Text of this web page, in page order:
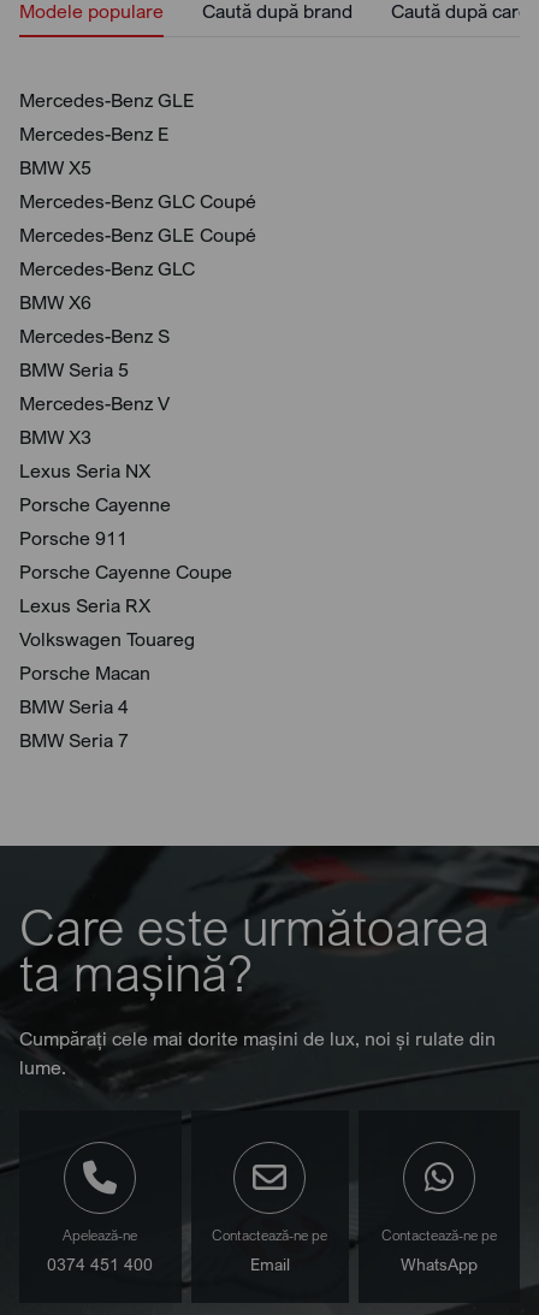
Modele populare Caută după brand Caută după
Mercedes-Benz GLE
Mercedes-Benz E
BMW X5
Mercedes-Benz GLC Coupé
Mercedes-Benz GLE Coupé
Mercedes-Benz GLC
BMW X6
Mercedes-Benz S
BMW Seria 5
Mercedes-Benz V
BMW X3
Lexus Seria NX
Porsche Cayenne
Porsche 911
Porsche Cayenne Coupe
Lexus Seria RX
Volkswagen Touareg
Porsche Macan
BMW Seria 4
BMW Seria 7
Care este următoarea
ta mașină?
Cumpărați cele mai dorite mașini de lux, noi și rulate din
lume.
Apelează-ne
0374 451 400
Contactează-ne pe
Email
Contactează-ne pe
WhatsApp